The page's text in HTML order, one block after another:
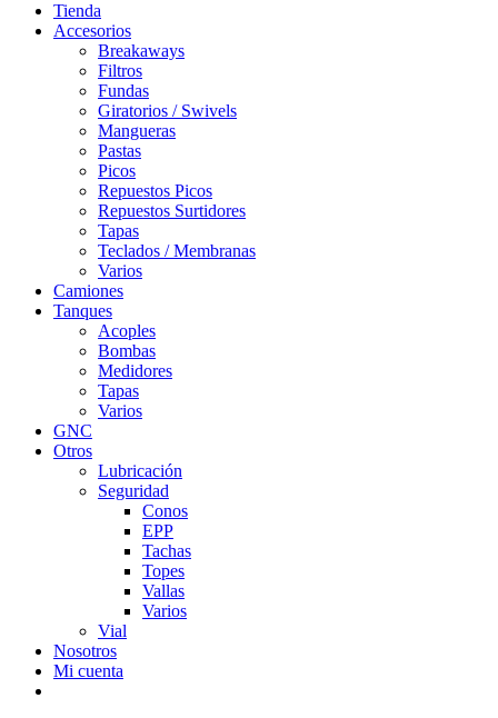
Tienda
Accesorios
Breakaways
Filtros
Fundas
Giratorios / Swivels
Mangueras
Pastas
Picos
Repuestos Picos
Repuestos Surtidores
Tapas
Teclados / Membranas
Varios
Camiones
Tanques
Acoples
Bombas
Medidores
Tapas
Varios
GNC
Otros
Lubricación
Seguridad
Conos
EPP
Tachas
Topes
Vallas
Varios
Vial
Nosotros
Mi cuenta